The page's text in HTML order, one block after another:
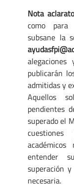
Nota
como para
subsane la
publicarán
admitidas y
Aquellos
pendientes
superado el
entender
superación
necesaria.